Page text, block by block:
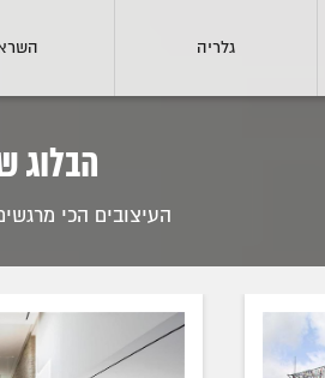
גלריה
הבלוג
העיצובים הכי